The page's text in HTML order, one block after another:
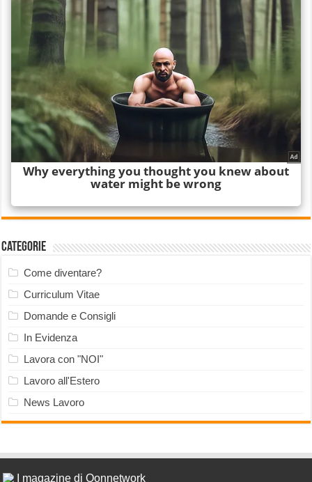
Categorie
Come diventare?
Curriculum Vitae
Domande e Consigli
In Evidenza
Lavora con "NOI"
Lavoro all'Estero
News Lavoro
I magazine di Qonnetwork